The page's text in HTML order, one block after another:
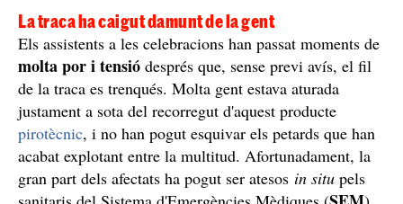
La traca ha caigut damunt de la gent
Els assistents a les celebracions han passat moments de
molta por i tensió després que, sense previ avís, el fil
de la traca es trenqués. Molta gent estava aturada
justament a sota del recorregut d'aquest producte
pirotècnic, i no han pogut esquivar els petards que han
acabat explotant entre la multitud. Afortunadament, la
gran part dels afectats ha pogut ser atesos in situ pels